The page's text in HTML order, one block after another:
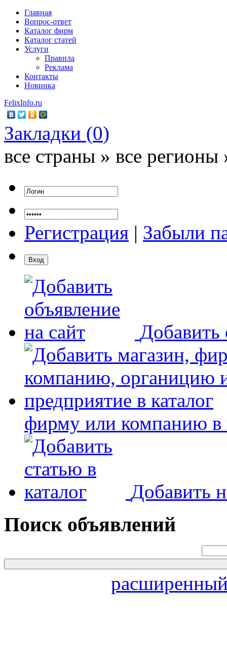
Главная
Вопрос-ответ
Каталог фирм
Каталог статей
Услуги
Правила
Реклама
Контакты
Новинка
FelixInfo.ru
Закладки (0)
все страны » все регионы
Регистрация | Забыли
Добавить
фирму или компанию в
Добавить
Поиск объявлений